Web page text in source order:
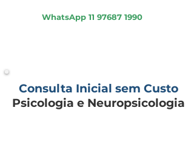
WhatsApp 11 97687 1990
Consulta Inicial sem Custo
Psicologia e Neuropsicologia